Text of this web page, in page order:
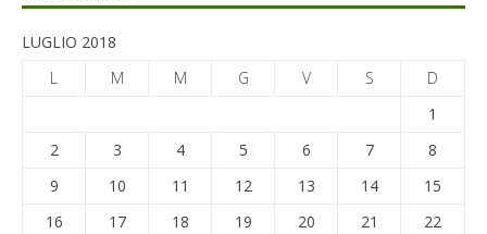
LUGLIO 2018
L
M M G V S
D
1
2
3 4 5 6 7
8
9
10 11 12 13 14
15
16
17 18 19 20 21
22